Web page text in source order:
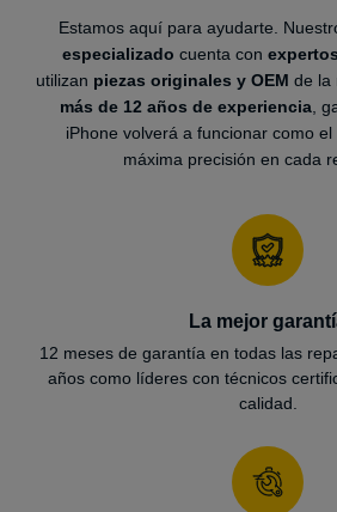
Estamos aquí para ayudarte.
especializado cuenta con
utilizan piezas originales y OEM de la
más de 12 años de experiencia,
iPhone volverá a funcionar como
máxima precisión en cada
La mejor
12 meses de garantía en todas las
años como líderes con técnicos
calidad.